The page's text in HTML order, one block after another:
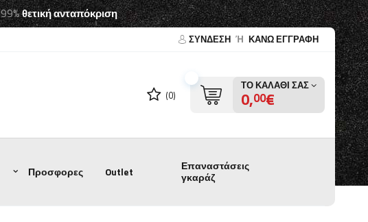
99%θετική ανταπόκριση
ΣΎΝΔΕΣΗ Ή ΚΑΝΩ ΕΓΓΡΑΦΗ
(0)
ΤΟ ΚΑΛΆΘΙ ΣΑΣ
0,00€
Προσφορες Outlet
Επαναστάσεις
γκαράζ